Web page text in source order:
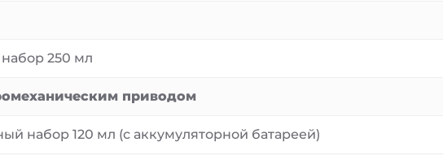
250 мл
приводом
набор 120 мл (с аккумуляторной батареей)